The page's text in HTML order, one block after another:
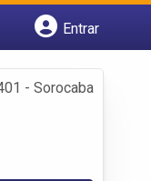
Entrar
- Sorocaba